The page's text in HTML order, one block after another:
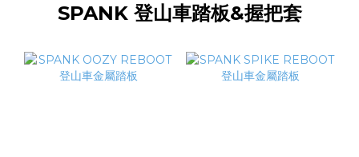
SPANK 登山車踏板&握把套